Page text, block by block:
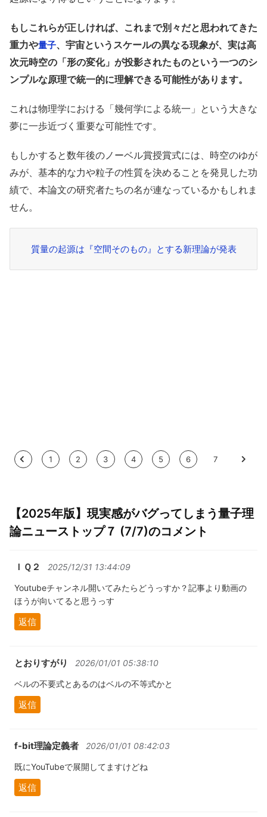
もしこれらが正しければ、これまで別々だと思われてきた
重力や量子、宇宙というスケールの異なる現象が、実は高
次元時空の「形の変化」が投影されたものという一つのシ
ンプルな原理で統一的に理解できる可能性があります。
これは物理学における「幾何学による統一」という大きな
夢に一歩近づく重要な可能性です。
もしかすると数年後のノーベル賞授賞式には、時空のゆが
みが、基本的な力や粒子の性質を決めることを発見した功
績で、本論文の研究者たちの名が連なっているかもしれま
せん。
質量の起源は『空間そのもの』とする新理論が発表
< 1 2 3 4 5 6 7 >
【2025年版】現実感がバグってしまう量子理
論ニューストップ７ (7/7)のコメント
ＩＱ２ 2025/12/31 13:44:09
Youtubeチャンネル開いてみたらどうっすか？記事より動画の
ほうが向いてると思うっす
返信
とおりすがり 2026/01/01 05:38:10
ベルの不要式とあるのはベルの不等式かと
返信
f-bit理論定義者 2026/01/01 08:42:03
既にYouTubeで展開してますけどね
返信